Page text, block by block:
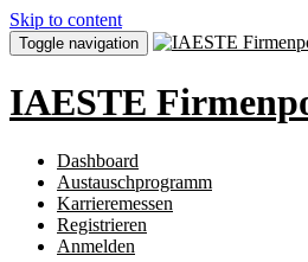
Skip to content
Toggle navigation
IAESTE
Dashboard
Austauschprogramm
Karrieremessen
Registrieren
Anmelden